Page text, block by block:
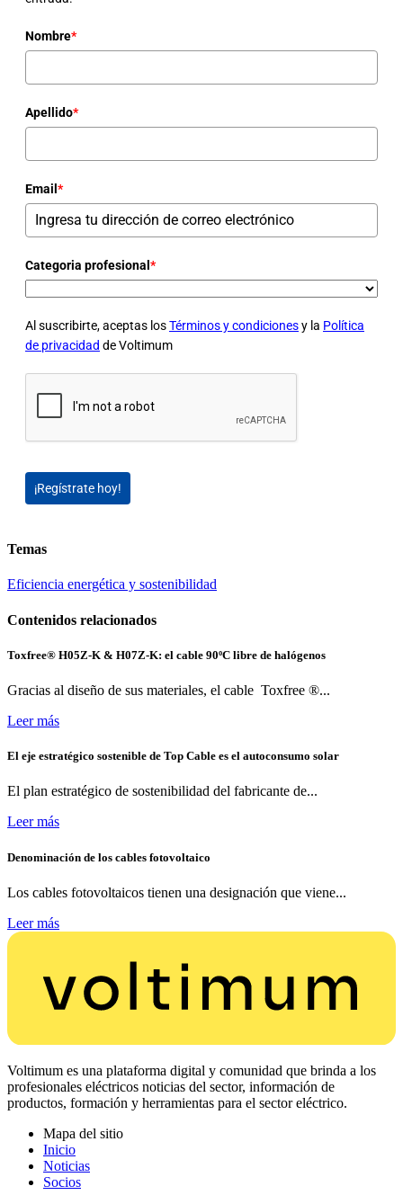
Nombre*
Apellido*
Email *
Categoria profesional *
Al suscribirte, aceptas losTérminos y condicionesy la Política
de privacidad de Voltimum
¡Regístrate hoy!
Temas
Eficiencia energética y sostenibilidad
Contenidos relacionados
Toxfree® H05Z-K & H07Z-K: el cable 90ºC libre de halógenos
Gracias al diseño de sus materiales, el cable Toxfree ®...
Leer más
El eje estratégico sostenible de Top Cable es el autoconsumo solar
El plan estratégico de sostenibilidad del fabricante de...
Leer más
Denominación de los cables fotovoltaico
Los cables fotovoltaicos tienen una designación que viene...
Leer más
Voltimum es una plataforma digital y comunidad que brinda a los
profesionales eléctricos noticias del sector, información de
productos, formación y herramientas para el sector eléctrico.
Mapa del sitio
Inicio
Noticias
Socios